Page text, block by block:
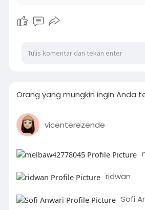
Orang yang mungkin ingin Anda
vicenterezende
ridwan
Sofi